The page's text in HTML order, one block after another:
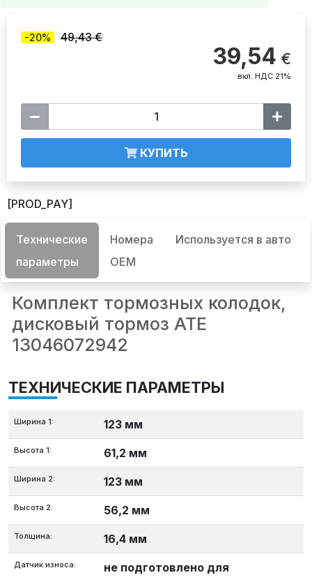
-20% 49,43 €
39,54 €
вкл. НДС 21%
КУПИТЬ
[PROD_PAY]
Технические
параметры
Номера
OEM
Используется в авто
Комплект тормозных колодок,
дисковый тормоз ATE
13046072942
ТЕХНИЧЕСКИЕ ПАРАМЕТРЫ
Ширина 1: 123 мм
Высота 1: 61,2 мм
Ширина 2: 123 мм
Высота 2: 56,2 мм
Толщина: 16,4 мм
Датчик износа:
не подготовлено для